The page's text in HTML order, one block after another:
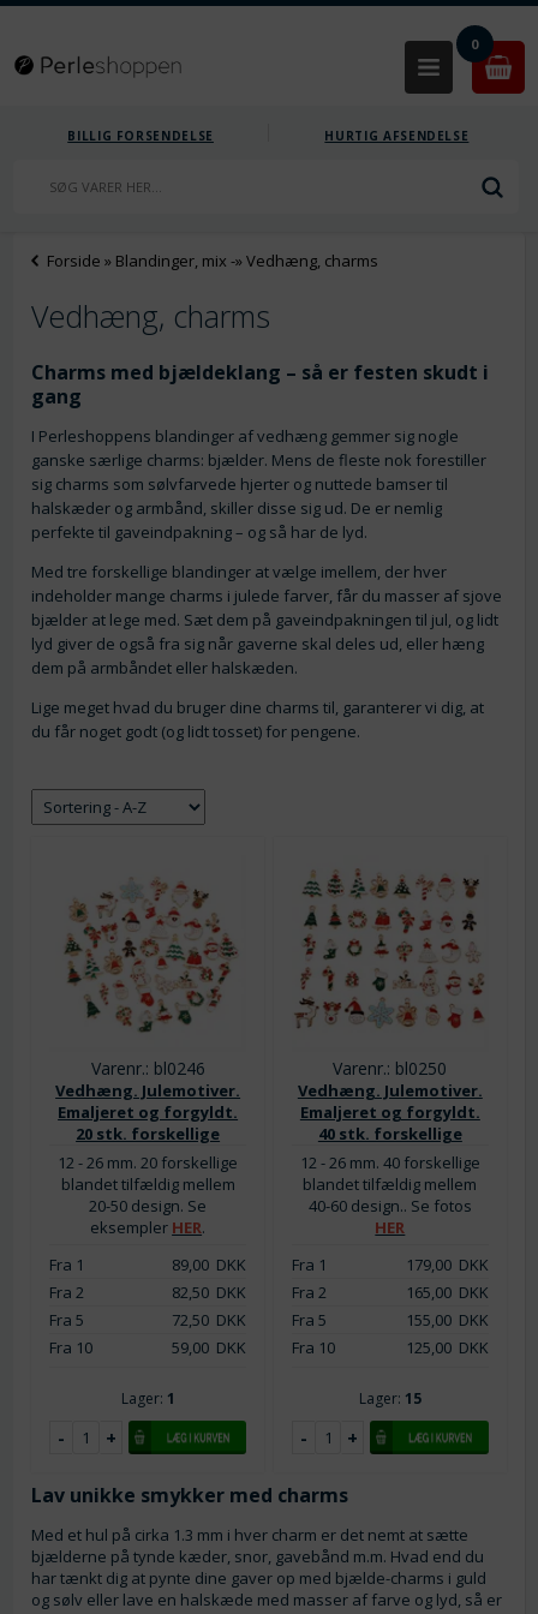
0
BILLIG FORSENDELSE HURTIG AFSENDELSE
Forside » Blandinger, mix -»Vedhæng, charms
Vedhæng, charms
Charms med bjældeklang – så er festen skudt i
gang
I Perleshoppens blandinger af vedhæng gemmer sig nogle
ganske særlige charms: bjælder. Mens de fleste nok forestiller
sig charms som sølvfarvede hjerter og nuttede bamser til
halskæder og armbånd, skiller disse sig ud. De er nemlig
perfekte til gaveindpakning – og så har de lyd.
Med tre forskellige blandinger at vælge imellem, der hver
indeholder mange charms i julede farver, får du masser af sjove
bjælder at lege med. Sæt dem på gaveindpakningen til jul, og lidt
lyd giver de også fra sig når gaverne skal deles ud, eller hæng
dem på armbåndet eller halskæden.
Lige meget hvad du bruger dine charms til, garanterer vi dig, at
du får noget godt (og lidt tosset) for pengene.
Varenr.: bl0246
Vedhæng. Julemotiver.
Emaljeret og forgyldt.
20 stk. forskellige
12 - 26 mm. 20 forskellige
blandet tilfældig mellem
20-50 design. Se
eksempler HER.
Fra 1
89,00DKK
Fra 2
82,50DKK
Fra 5
72,50DKK
Fra 10
59,00DKK
Lager: 1
Varenr.: bl0250
Vedhæng. Julemotiver.
Emaljeret og forgyldt.
40 stk. forskellige
12 - 26 mm. 40 forskellige
blandet tilfældig mellem
40-60 design.. Se fotos
HER
Fra 1
179,00DKK
Fra 2
165,00DKK
Fra 5
155,00DKK
Fra 10
125,00DKK
Lager: 15
Lav unikke smykker med charms
Med et hul på cirka 1.3 mm i hver charm er det nemt at sætte
bjælderne på tynde kæder, snor, gavebånd m.m. Hvad end du
har tænkt dig at pynte dine gaver op med bjælde-charms i guld
og sølv eller lave en halskæde med masser af farve og lyd, så er